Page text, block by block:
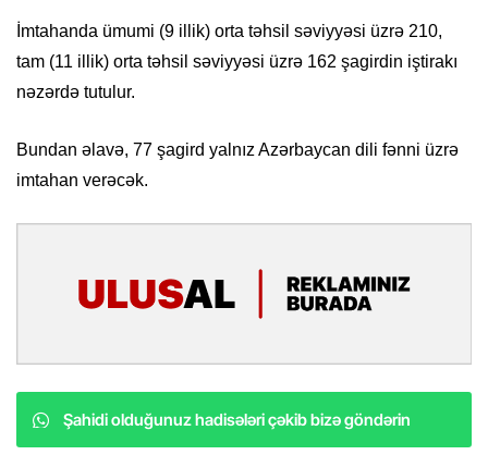
İmtahanda ümumi (9 illik) orta təhsil səviyyəsi üzrə 210,
tam (11 illik) orta təhsil səviyyəsi üzrə 162 şagirdin iştirakı
nəzərdə tutulur.
Bundan əlavə, 77 şagird yalnız Azərbaycan dili fənni üzrə
imtahan verəcək.
Şahidi olduğunuz hadisələri çəkib bizə göndərin